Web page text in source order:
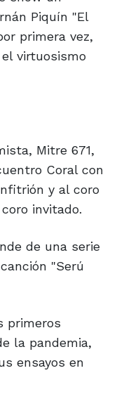
Piquín "El
primera vez,
virtuosismo
Mitre 671,
Coral con
y al coro
invitado.
de una serie
"Serú
primeros
la pandemia,
ensayos en